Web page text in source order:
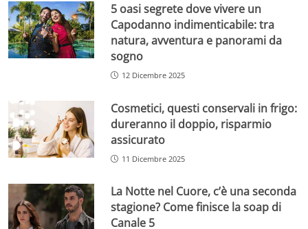
5 oasi segrete dove vivere un
Capodanno indimenticabile: tra
natura, avventura e panorami da
sogno
12 Dicembre 2025
Cosmetici, questi conservali in frigo:
dureranno il doppio, risparmio
assicurato
11 Dicembre 2025
La Notte nel Cuore, c’è una seconda
stagione? Come finisce la soap di
Canale 5